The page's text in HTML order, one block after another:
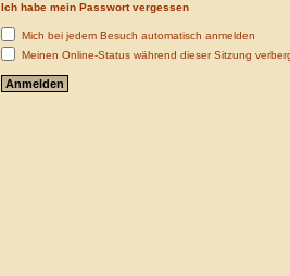
Ich habe mein Passwort vergessen
Mich bei jedem Besuch automatisch anmelden
Meinen Online-Status während dieser Sitzung